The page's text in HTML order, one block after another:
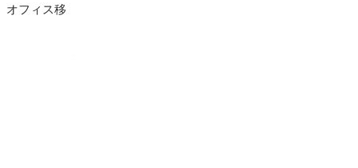
オフィス移